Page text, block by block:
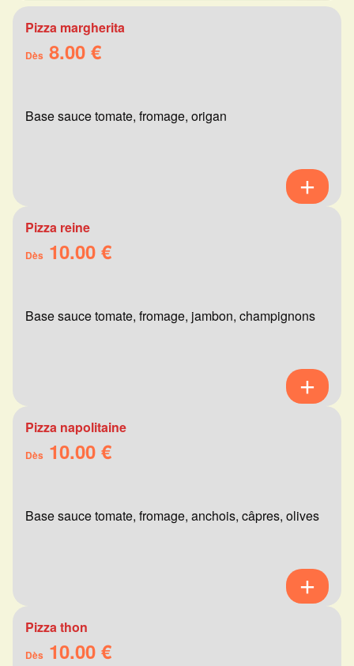
Pizza margherita
Dès 8.00 €
Base sauce tomate, fromage, origan
Pizza reine
Dès 10.00 €
Base sauce tomate, fromage, jambon, champignons
Pizza napolitaine
Dès 10.00 €
Base sauce tomate, fromage, anchois, câpres, olives
Pizza thon
Dès 10.00 €